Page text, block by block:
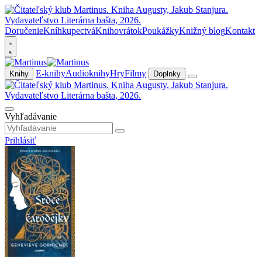
DoručenieKníhkupectváKnihovrátokPoukážkyKnižný blogKontakt
Knihy E-knihyAudioknihyHryFilmy Doplnky
Vyhľadávanie
Prihlásiť